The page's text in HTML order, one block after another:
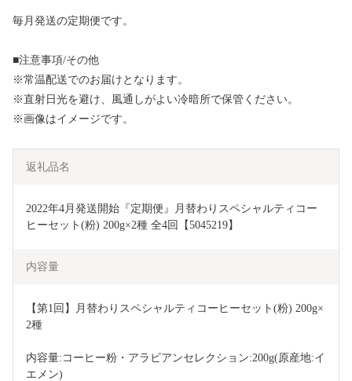
毎月発送の定期便です。
■注意事項/その他
※常温配送でのお届けとなります。
※直射日光を避け、風通しがよい冷暗所で保管ください。
※画像はイメージです。
返礼品名
2022年4月発送開始『定期便』月替わりスペシャルティコー
ヒーセット(粉) 200g×2種 全4回【5045219】
内容量
【第1回】月替わりスペシャルティコーヒーセット(粉) 200g×
2種
内容量:コーヒー粉・アラビアンセレクション:200g(原産地:イ
エメン)